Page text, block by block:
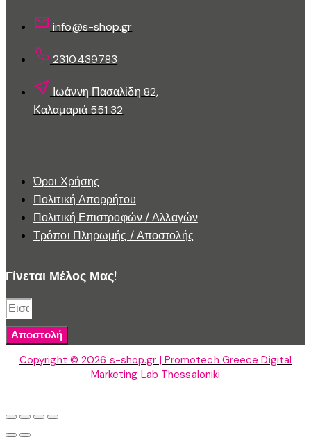
του
info@s-shop.gr
2310439783
Ιωάννη Πασαλίδη 82,
Καλαμαριά 551 32
Όροι Χρήσης
Πολιτική Απορρήτου
Πολιτική Επιστροφών / Αλλαγών
Τρόποι Πληρωμής / Αποστολής
Γίνεται Μέλος Μας!
Αποστολή
Copyright © 2026 s-shop.gr | Promotech Greece Digital
Marketing Lab Thessaloniki